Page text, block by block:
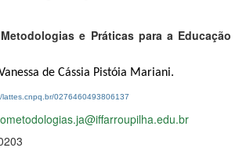
e Práticas para a Educação
de Cássia Pistóia Mariani.
lattes.cnpq.br/0276460493806137